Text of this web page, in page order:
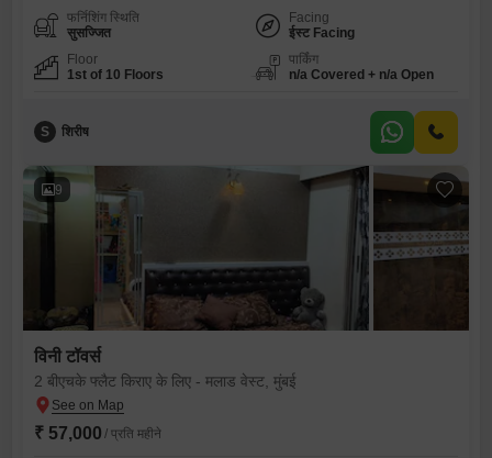
फर्निशिंग स्थिति
सुसज्जित
Facing
ईस्ट Facing
Floor
1st of 10 Floors
पार्किंग
n/a Covered + n/a Open
S शिरीष
9
विनी टॉवर्स
2 बीएचके फ्लैट किराए के लिए - मलाड वेस्ट, मुंबई
₹ 57,000 / प्रति महीने